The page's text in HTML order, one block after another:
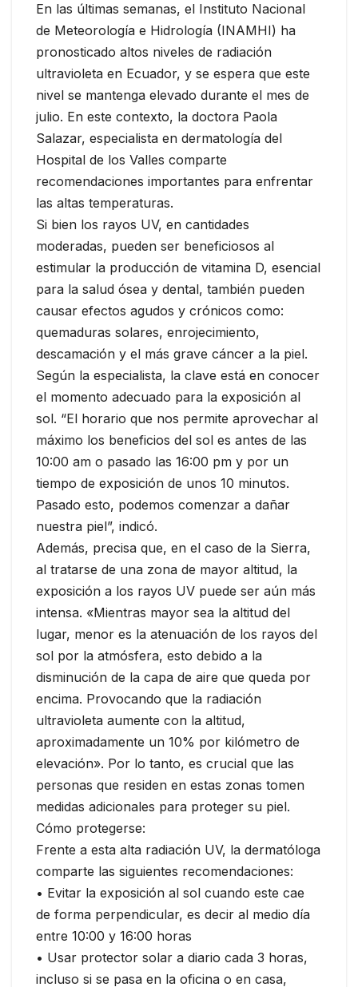
En las últimas semanas, el Instituto Nacional
de Meteorología e Hidrología (INAMHI) ha
pronosticado altos niveles de radiación
ultravioleta en Ecuador, y se espera que este
nivel se mantenga elevado durante el mes de
julio. En este contexto, la doctora Paola
Salazar, especialista en dermatología del
Hospital de los Valles comparte
recomendaciones importantes para enfrentar
las altas temperaturas.
Si bien los rayos UV, en cantidades
moderadas, pueden ser beneficiosos al
estimular la producción de vitamina D, esencial
para la salud ósea y dental, también pueden
causar efectos agudos y crónicos como:
quemaduras solares, enrojecimiento,
descamación y el más grave cáncer a la piel.
Según la especialista, la clave está en conocer
el momento adecuado para la exposición al
sol. “El horario que nos permite aprovechar al
máximo los beneficios del sol es antes de las
10:00 am o pasado las 16:00 pm y por un
tiempo de exposición de unos 10 minutos.
Pasado esto, podemos comenzar a dañar
nuestra piel”, indicó.
Además, precisa que, en el caso de la Sierra,
al tratarse de una zona de mayor altitud, la
exposición a los rayos UV puede ser aún más
intensa. «Mientras mayor sea la altitud del
lugar, menor es la atenuación de los rayos del
sol por la atmósfera, esto debido a la
disminución de la capa de aire que queda por
encima. Provocando que la radiación
ultravioleta aumente con la altitud,
aproximadamente un 10% por kilómetro de
elevación». Por lo tanto, es crucial que las
personas que residen en estas zonas tomen
medidas adicionales para proteger su piel.
Cómo protegerse:
Frente a esta alta radiación UV, la dermatóloga
comparte las siguientes recomendaciones:
• Evitar la exposición al sol cuando este cae
de forma perpendicular, es decir al medio día
entre 10:00 y 16:00 horas
• Usar protector solar a diario cada 3 horas,
incluso si se pasa en la oficina o en casa,